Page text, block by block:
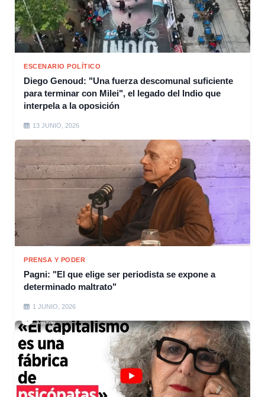
ESCENARIO POLÍTICO
Diego Genoud: "Una fuerza descomunal suficiente
para terminar con Milei", el legado del Indio que
interpela a la oposición
13 JUNIO, 2026
PRENSA Y PODER
Pagni: "El que elige ser periodista se expone a
determinado maltrato"
1 JUNIO, 2026